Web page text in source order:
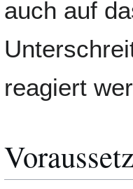
auch auf
reagiert